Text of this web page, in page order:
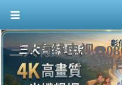
三大有线电视
｜第四